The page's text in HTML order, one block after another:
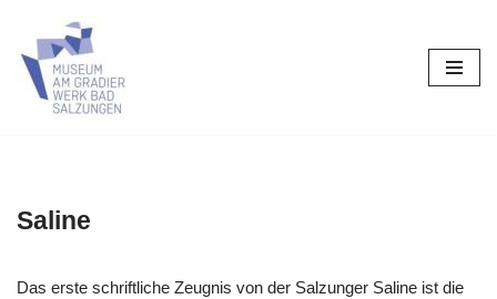
Zum
Inhalt
springen
Saline
Das erste schriftliche Zeugnis von der Salzunger Saline ist die